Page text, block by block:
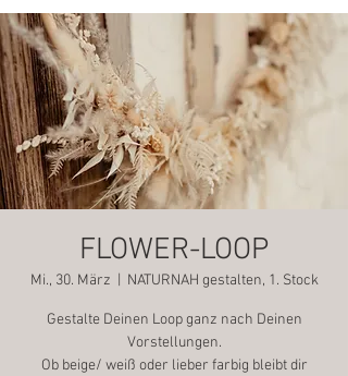
FLOWER-LOOP
Mi., 30. März NATURNAH gestalten, 1. Stock
Gestalte Deinen Loop ganz nach Deinen
Vorstellungen.
Ob beige/ weiß oder lieber farbig bleibt dir